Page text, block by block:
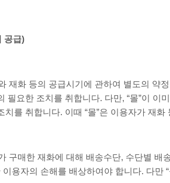
공급)
재화 등의 공급시기에 관하여 별도의 약
필요한 조치를 취합니다. 다만, “몰”이
치를 취합니다. 이때 “몰”은 이용자가 재
구매한 재화에 대해 배송수단, 수단별 배
용자의 손해를 배상하여야 합니다. 다만